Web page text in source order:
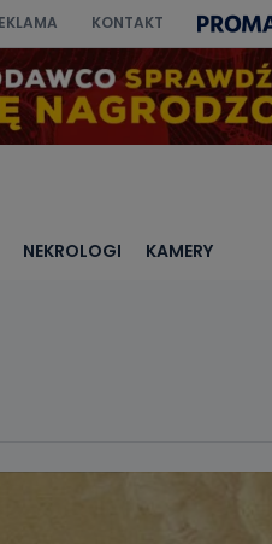
KONTAKT
NEKROLOGI KAMERY